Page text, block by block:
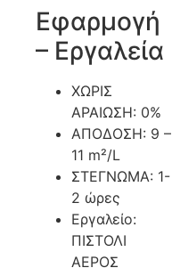
Εφαρμογή
– Εργαλεία
ΧΩΡΙΣ
ΑΡΑΙΩΣΗ: 0%
ΑΠΟΔΟΣΗ: 9 –
11 m²/L
ΣΤΕΓΝΩΜΑ: 1-
2 ώρες
Εργαλείο:
ΠΙΣΤΟΛΙ
ΑΕΡΟΣ